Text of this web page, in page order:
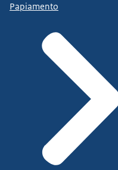
Papiamento